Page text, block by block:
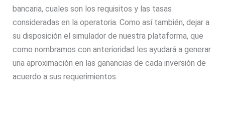
bancaria, cuales son los requisitos y las tasas
consideradas en la operatoria. Como así también, dejar a
su disposición el simulador de nuestra plataforma, que
como nombramos con anterioridad les ayudará a generar
una aproximación en las ganancias de cada inversión de
acuerdo a sus requerimientos.